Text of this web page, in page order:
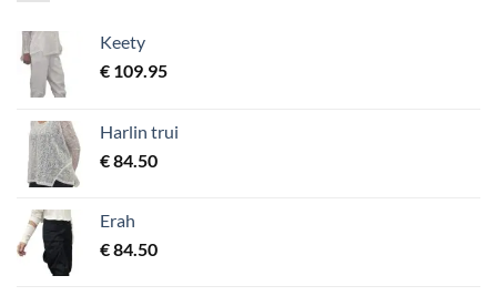
Keety
€ 109.95
Harlin trui
€84.50
Erah
€84.50